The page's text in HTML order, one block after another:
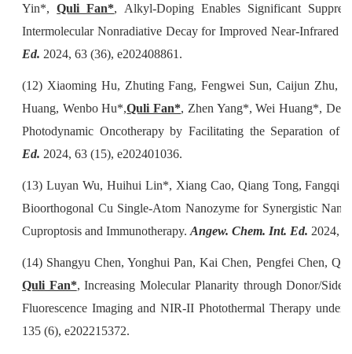
Yin*,Quli Fan*, Alkyl‐Doping Enables Significant
Intermolecular Nonradiative Decay for Improved Near‐Infrared
Ed. 2024, 63 (36), e202408861.
(12) Xiaoming Hu, Zhuting Fang, Fengwei Sun, Caijun Zhu,
Huang, Wenbo Hu*,Quli Fan*, Zhen Yang*, Wei Huang*,
Photodynamic Oncotherapy by Facilitating the Separation of
Ed. 2024, 63 (15), e202401036.
(13) Luyan Wu, Huihui Lin*, Xiang Cao, Qiang Tong, Fangqi
Bioorthogonal Cu Single‐Atom Nanozyme for Synergistic
Cuproptosis and Immunotherapy. Angew. Chem. Int. Ed. 2024,
(14) Shangyu Chen, Yonghui Pan, Kai Chen, Pengfei Chen,
Quli Fan*, Increasing Molecular Planarity through Donor/
Fluorescence Imaging and NIR‐II Photothermal Therapy
135 (6), e202215372.